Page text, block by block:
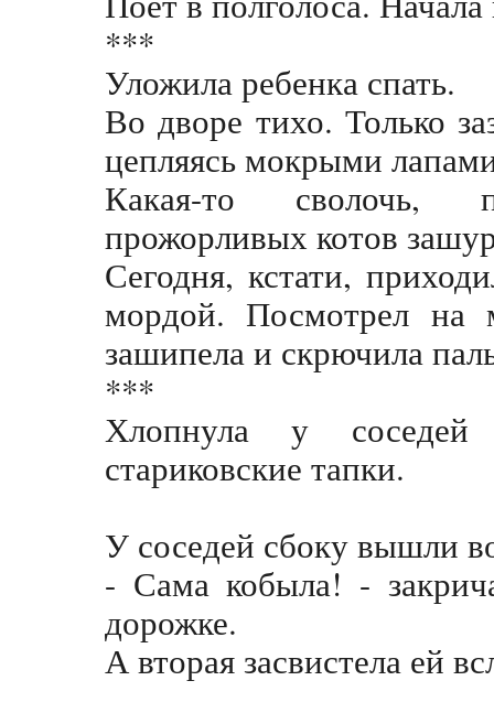
***
Уложила ребенка спать.
Во дворе тихо. Только
цепляясь мокрыми
Какая-то сволочь,
прожорливых котов
Сегодня, кстати,
мордой. Посмотрел на
зашипела и скрючила
***
Хлопнула у
стариковские тапки.
У соседей сбоку вышли
- Сама кобыла! -
дорожке.
А вторая засвистела ей